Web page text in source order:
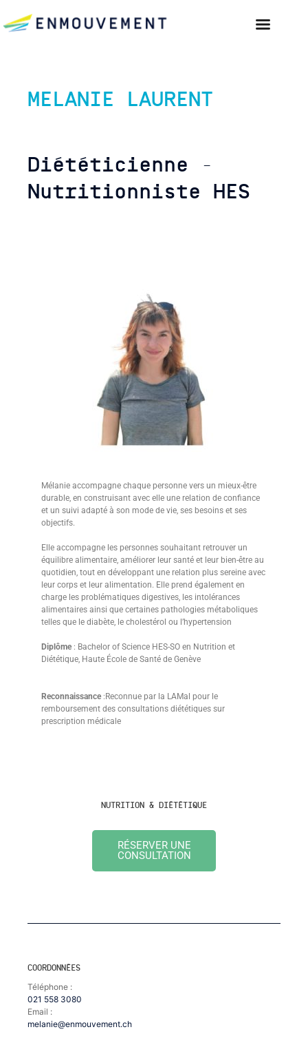
MELANIE LAURENT
Diététicienne -
Nutritionniste HES
Mélanie accompagne chaque personne vers un mieux-être
durable, en construisant avec elle une relation de confiance
et un suivi adapté à son mode de vie, ses besoins et ses
objectifs.
Elle accompagne les personnes souhaitant retrouver un
équilibre alimentaire, améliorer leur santé et leur bien-être au
quotidien, tout en développant une relation plus sereine avec
leur corps et leur alimentation. Elle prend également en
charge les problématiques digestives, les intolérances
alimentaires ainsi que certaines pathologies métaboliques
telles que le diabète, le cholestérol ou l’hypertension
Diplôme : Bachelor of Science HES-SO en Nutrition et
Diététique, Haute École de Santé de Genève
Reconnaissance :Reconnue par la LAMal pour le
remboursement des consultations diététiques sur
prescription médicale
NUTRITION & DIÉTÉTIQUE
RÉSERVER UNE
CONSULTATION
COORDONNÉES
Téléphone :
021 558 3080
Email :
melanie@enmouvement.ch